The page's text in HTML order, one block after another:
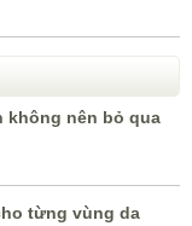
không nên bỏ qua
từng vùng da